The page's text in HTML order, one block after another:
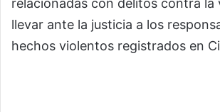
relacionadas con delitos contra la
llevar ante la justicia a los
hechos violentos registrados en